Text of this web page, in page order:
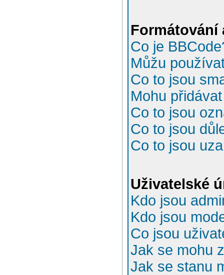
Formátování
Co je
Můžu
Co to jsou
Mohu
Co to jsou
Co to jsou
Co to jsou
Uživatelské
Kdo jsou
Kdo jsou
Co jsou
Jak se mohu
Jak se stanu